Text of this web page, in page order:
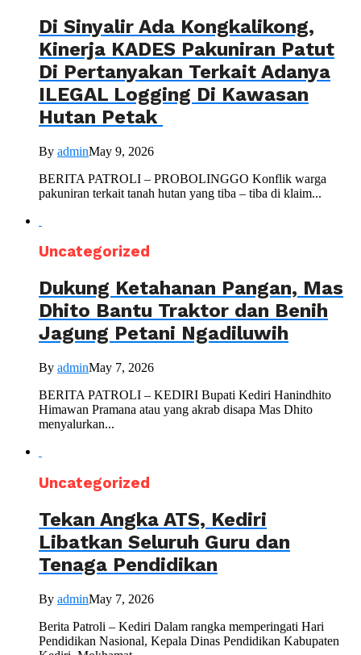
Di Sinyalir Ada Kongkalikong,
Kinerja KADES Pakuniran Patut
Di Pertanyakan Terkait Adanya
ILEGAL Logging Di Kawasan
Hutan Petak
By adminMay 9, 2026
BERITA PATROLI – PROBOLINGGO Konflik warga
pakuniran terkait tanah hutan yang tiba – tiba di klaim...
Uncategorized
Dukung Ketahanan Pangan, Mas
Dhito Bantu Traktor dan Benih
Jagung Petani Ngadiluwih
By adminMay 7, 2026
BERITA PATROLI – KEDIRI Bupati Kediri Hanindhito
Himawan Pramana atau yang akrab disapa Mas Dhito
menyalurkan...
Uncategorized
Tekan Angka ATS, Kediri
Libatkan Seluruh Guru dan
Tenaga Pendidikan
By adminMay 7, 2026
Berita Patroli – Kediri Dalam rangka memperingati Hari
Pendidikan Nasional, Kepala Dinas Pendidikan Kabupaten